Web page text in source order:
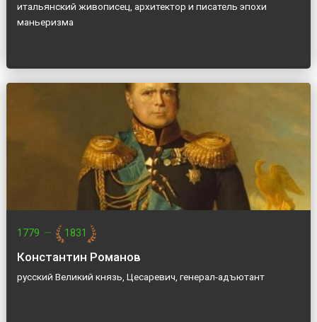
итальянский живописец, архитектор и писатель эпохи
маньеризма
1779 — 1831
Константин Романов
русский Великий князь, Цесаревич, генерал-адъютант